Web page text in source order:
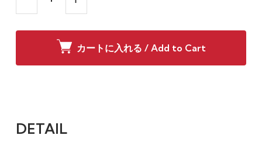
カートに入れる / Add to Cart
DETAIL